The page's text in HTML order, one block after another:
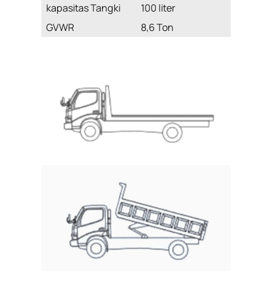
kapasitas Tangki
100 liter
GVWR
8,6 Ton